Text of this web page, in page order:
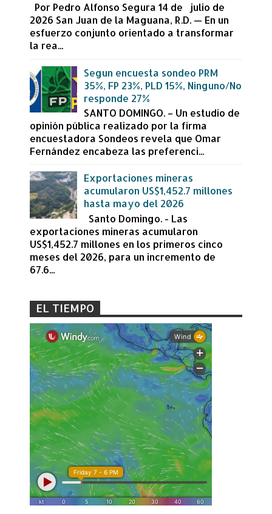
Por Pedro Alfonso Segura 14 de julio de
2026 San Juan de la Maguana, R.D. — En un
esfuerzo conjunto orientado a transformar
la rea...
Segun encuesta sondeo PRM
35%, FP 23%, PLD 15%, Ninguno/No
responde 27%
SANTO DOMINGO. – Un estudio de
opinión pública realizado por la firma
encuestadora Sondeos revela que Omar
Fernández encabeza las preferenci...
Exportaciones mineras
acumularon US$1,452.7 millones
hasta mayo del 2026
Santo Domingo. - Las
exportaciones mineras acumularon
US$1,452.7 millones en los primeros cinco
meses del 2026, para un incremento de
67.6...
EL TIEMPO